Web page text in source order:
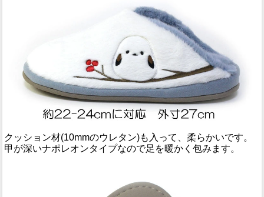
クッション材(10mmのウレタン)も入って、柔らかいです。
甲が深いナポレオンタイプなので足を暖かく包みます。